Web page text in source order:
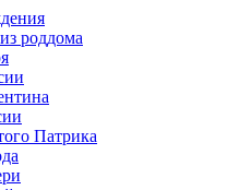
роддома
Патрика